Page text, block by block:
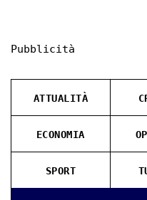
Pubblicità
ATTUALITÀ
ECONOMIA
SPORT